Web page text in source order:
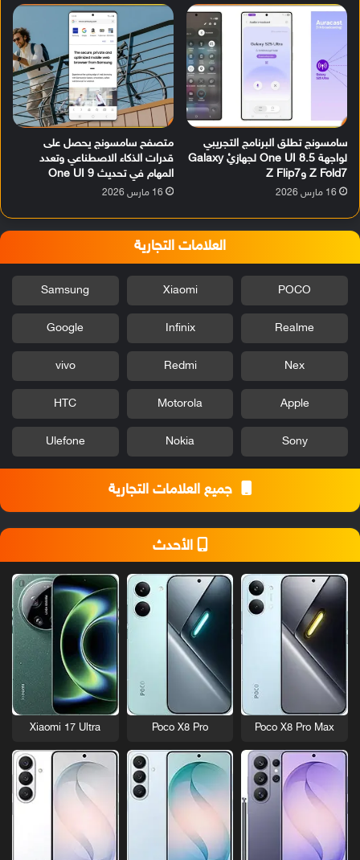
سامسونج تطلق البرنامج التجريبي
لواجهة One UI 8.5 لجهازيْ Galaxy
Z Fold7 وZ Flip7
16 مارس 2026
متصفح سامسونج يحصل على
قدرات الذكاء الاصطناعي وتعدد
المهام في تحديث One UI 9
16 مارس 2026
العلامات التجارية
POCO
Xiaomi
Samsung
Realme
Infinix
Google
Nex
Redmi
vivo
Apple
Motorola
HTC
Sony
Nokia
Ulefone
جميع العلامات التجارية
الأحدث
Poco X8 Pro Max
Poco X8 Pro
Xiaomi 17 Ultra